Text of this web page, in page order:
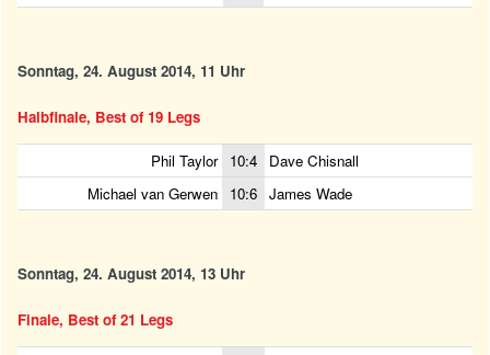
Sonntag, 24. August 2014, 11 Uhr
Halbfinale, Best of 19 Legs
Phil Taylor 10:4
Dave Chisnall
Michael van Gerwen
10:6 James Wade
Sonntag, 24. August 2014, 13 Uhr
Finale, Best of 21 Legs